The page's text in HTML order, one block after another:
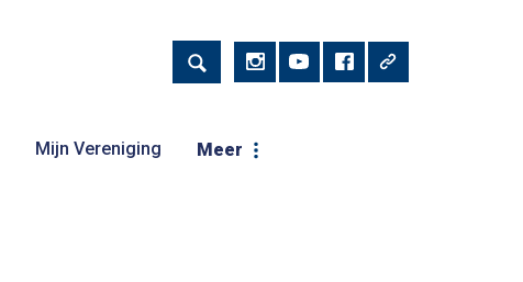
Mijn Vereniging Meer